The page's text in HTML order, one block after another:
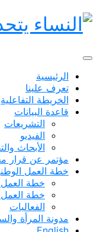
الرئيسية
تعرف علينا
الخريطة التفاعلية
قاعدة البيانات
التشريعات
الفيديو
الأبحاث
مؤتمر عن قرار
خطة العمل
خطة العمل
خطة العمل
الفعاليات
مدونة المرأة